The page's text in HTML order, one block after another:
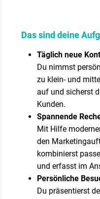
Das sind deine
Täglich neue
Du nimmst
zu klein- und
auf und sicherst
Kunden.
Spannende
Mit Hilfe
den
kombinierst
und erfasst im
Persönliche
Du präsentierst